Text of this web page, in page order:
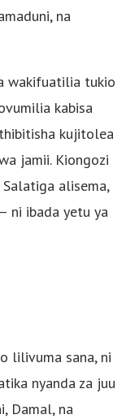
na
wakifuatilia tukio
kabisa
kujitolea
jamii. Kiongozi
alisema,
ni ibada yetu ya
lilivuma sana, ni
nyanda za juu
Damal, na